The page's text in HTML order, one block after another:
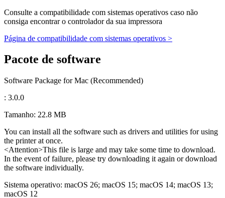
Consulte a compatibilidade com sistemas operativos caso não
consiga encontrar o controlador da sua impressora
Página de compatibilidade com sistemas operativos >
Pacote de software
Software Package for Mac (Recommended)
: 3.0.0
Tamanho: 22.8 MB
You can install all the software such as drivers and utilities for using
the printer at once.
<Attention>This file is large and may take some time to download.
In the event of failure, please try downloading it again or download
the software individually.
Sistema operativo: macOS 26; macOS 15; macOS 14; macOS 13;
macOS 12